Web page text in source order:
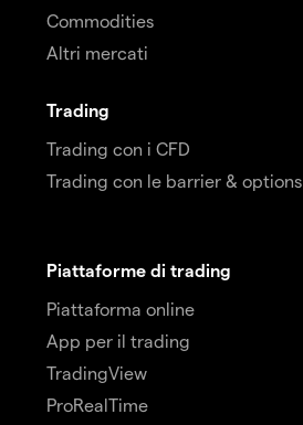
Commodities
Altri mercati
Trading
Trading con i CFD
Trading con le barrier & options
Piattaforme di trading
Piattaforma online
App per il trading
TradingView
ProRealTime